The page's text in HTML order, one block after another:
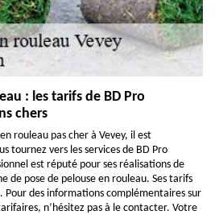
: les tarifs de BD Pro
chers
rouleau pas cher à Vevey, il est
tournez vers les services de BD Pro
est réputé pour ses réalisations de
de pose de pelouse en rouleau. Ses tarifs
Pour des informations complémentaires sur
n’hésitez pas à le contacter. Votre